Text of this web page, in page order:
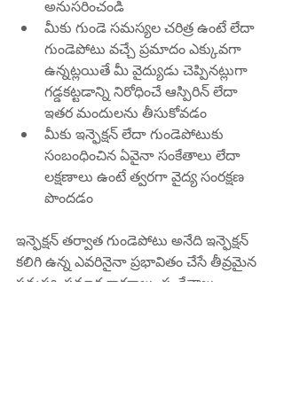
అనుసరించండి
మీకు గుండె సమస్యల చరిత్ర ఉంటే లేదా
గుండెపోటు వచ్చే ప్రమాదం ఎక్కువగా
ఉన్నట్లయితే మీ వైద్యుడు చెప్పినట్లుగా
గడ్డకట్టడాన్ని నిరోధించే ఆస్పిరిన్ లేదా
ఇతర మందులను తీసుకోవడం
మీకు ఇన్ఫెక్షన్ లేదా గుండెపోటుకు
సంబంధించిన ఏవైనా సంకేతాలు లేదా
లక్షణాలు ఉంటే త్వరగా వైద్య సంరక్షణ
పొందడం
ఇన్ఫెక్షన్ తర్వాత గుండెపోటు అనేది ఇన్ఫెక్షన్
కలిగి ఉన్న ఎవరినైనా ప్రభావితం చేసే తీవ్రమైన
సమస్య. ప్రమాద కారకాలు, సంకేతాలు